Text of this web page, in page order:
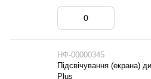
НФ-00000345
Підсвічування (екрана)
Plus